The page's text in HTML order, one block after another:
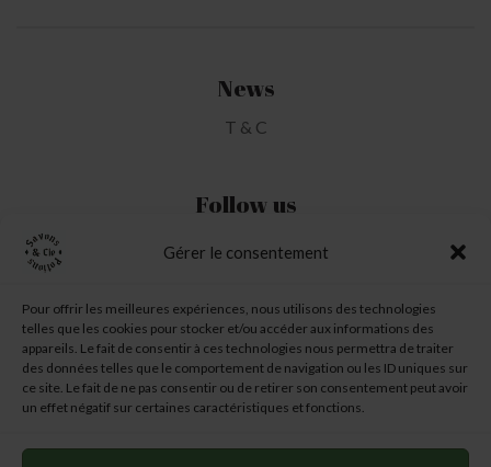
Gérer le consentement
Pour offrir les meilleures expériences, nous utilisons des technologies
telles que les cookies pour stocker et/ou accéder aux informations des
appareils. Le fait de consentir à ces technologies nous permettra de traiter
des données telles que le comportement de navigation ou les ID uniques sur
ce site. Le fait de ne pas consentir ou de retirer son consentement peut avoir
un effet négatif sur certaines caractéristiques et fonctions.
News
T & C
Follow us
My Account
My Wishlist
My Basket
6 chemin des Garennes–31260 TOUILLE